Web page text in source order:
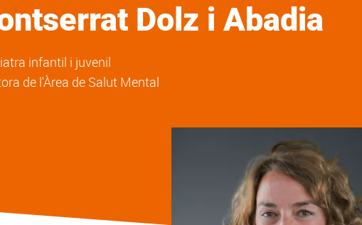
Dolz i Abadia
infantil i juvenil
de l'Àrea de Salut Mental